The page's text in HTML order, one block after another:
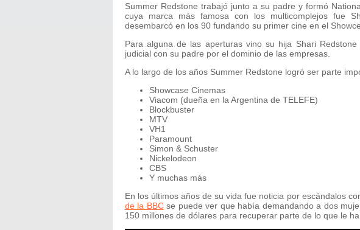
Summer Redstone trabajó junto a su padre y formó
cuya marca más famosa con los multicomplejos fue
desembarcó en los 90 fundando su primer cine en el
Para alguna de las aperturas vino su hija Shari
judicial con su padre por el dominio de las empresas.
A lo largo de los años Summer Redstone logró ser parte
Showcase Cinemas
Viacom (dueña en la Argentina de TELEFE)
Blockbuster
MTV
VH1
Paramount
Simon & Schuster
Nickelodeon
CBS
Y muchas más
En los últimos años de su vida fue noticia por escándalos
de la BBCse puede ver que había demandando a dos
150 millones de dólares para recuperar parte de lo que le